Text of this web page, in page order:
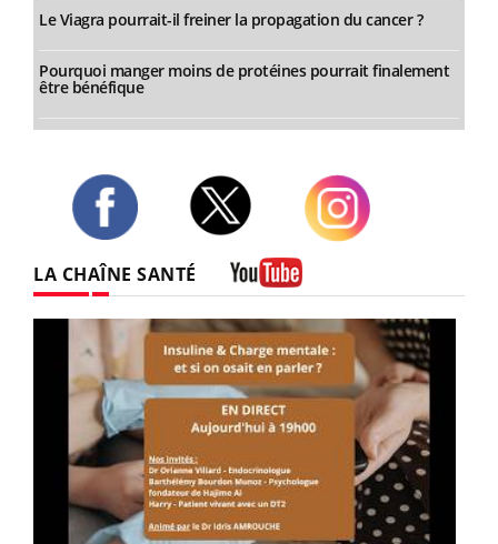
Le Viagra pourrait-il freiner la propagation du cancer ?
Pourquoi manger moins de protéines pourrait finalement
être bénéfique
LA CHAÎNE SANTÉ